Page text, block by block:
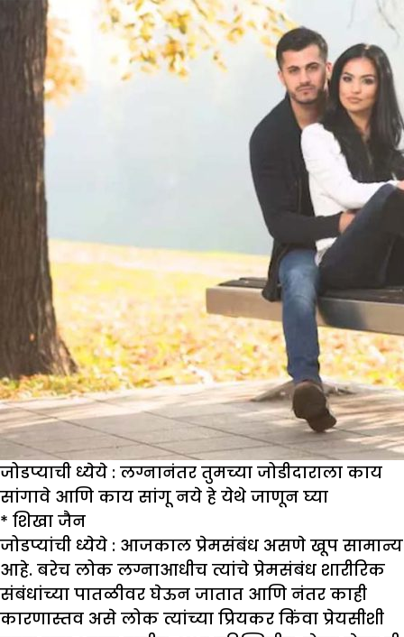
जोडप्याची ध्येये : लग्नानंतर तुमच्या जोडीदाराला काय
सांगावे आणि काय सांगू नये हे येथे जाणून घ्या
* शिखा जैन
जोडप्यांची ध्येये : आजकाल प्रेमसंबंध असणे खूप सामान्य
आहे. बरेच लोक लग्नाआधीच त्यांचे प्रेमसंबंध शारीरिक
संबंधांच्या पातळीवर घेऊन जातात आणि नंतर काही
कारणास्तव असे लोक त्यांच्या प्रियकर किंवा प्रेयसीशी